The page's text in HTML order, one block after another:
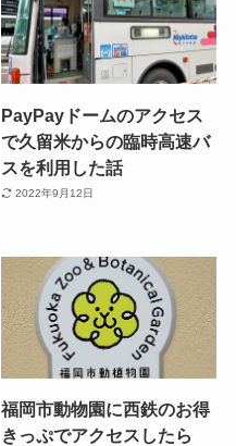
PayPayドームのアクセス
で久留米からの臨時高速バ
スを利用した話
2022年9月12日
福岡市動物園に西鉄のお得
きっぷでアクセスしたら